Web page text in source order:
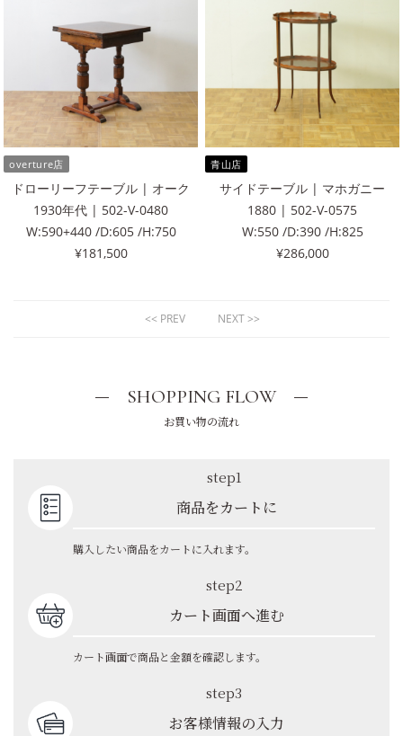
overture店
ドローリーフテーブル | オーク
1930年代 | 502-V-0480
W:590+440 /D:605 /H:750
¥181,500
青山店
サイドテーブル | マホガニー
1880 | 502-V-0575
W:550 /D:390 /H:825
¥286,000
<< PREV NEXT >>
SHOPPING FLOW
お買い物の流れ
step1
商品をカートに
購入したい商品をカートに入れます。
step2
カート画面へ進む
カート画面で商品と金額を確認します。
step3
お客様情報の入力